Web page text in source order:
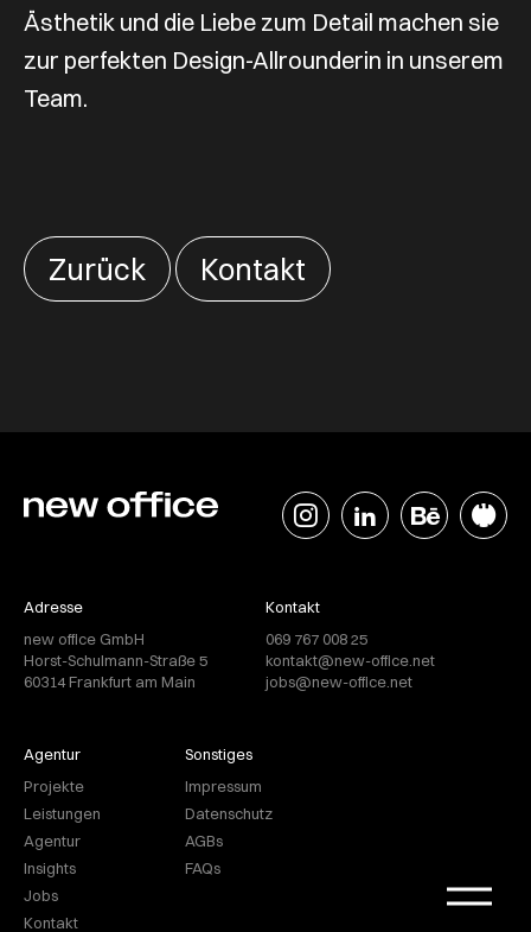
Ästhetik und die Liebe zum Detail machen sie
zur perfekten Design-Allrounderin in unserem
Team.
Zurück Kontakt
Adresse
new office GmbH
Horst-Schulmann-Straße 5
60314 Frankfurt am Main
Kontakt
069 767 008 25
kontakt@new-office.net
jobs@new-office.net
Agentur
Projekte
Leistungen
Agentur
Insights
Jobs
Kontakt
Sonstiges
Impressum
Datenschutz
AGBs
FAQs